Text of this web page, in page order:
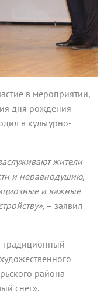
в мероприятии,
дня рождения
в культурно-
жители
и неравнодушию,
и важные
, – заявил
традиционный
района
снег».